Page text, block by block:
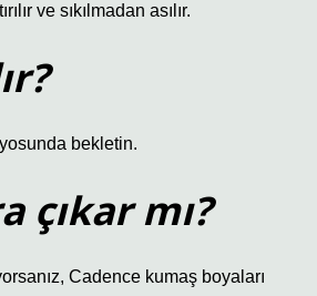
ve sıkılmadan asılır.
bekletin.
çıkar mı?
Cadence kumaş boyaları